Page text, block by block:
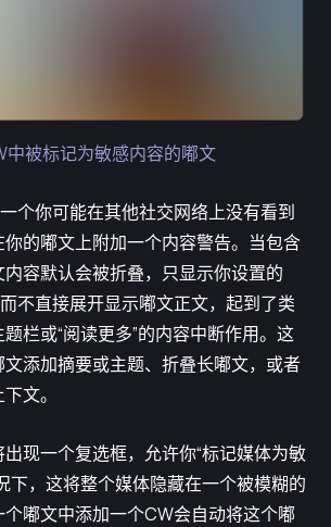
中被标记为敏感内容的嘟文
个你可能在其他社交网络上没有看到
的嘟文上附加一个内容警告。当包含
容默认会被折叠，只显示你设置的
不直接展开显示嘟文正文，起到了类
栏或“阅读更多”的内容中断作用。这
添加摘要或主题、折叠长嘟文，或者
文。
现一个复选框，允许你“标记媒体为敏
下，这将整个媒体隐藏在一个被模糊的
嘟文中添加一个CW会自动将这个嘟